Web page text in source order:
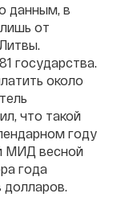
данным, в
от
государства.
около
что такой
году
МИД весной
года